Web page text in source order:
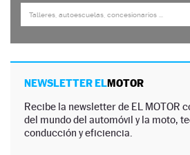
NEWSLETTER ELMOTOR
Recibe la newsletter de EL MOTOR
del mundo del automóvil y la moto,
conducción y eficiencia.